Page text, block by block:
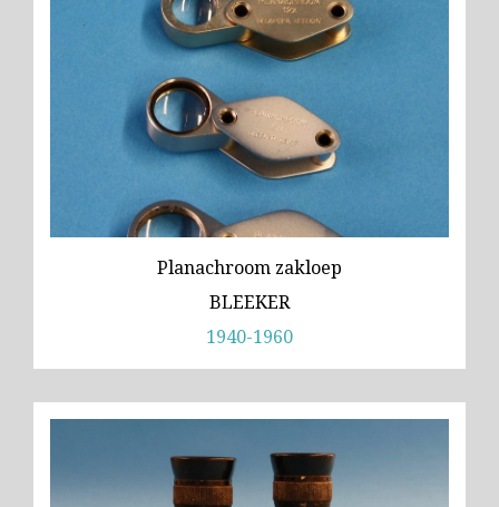
Planachroom zakloep
BLEEKER
1940-1960